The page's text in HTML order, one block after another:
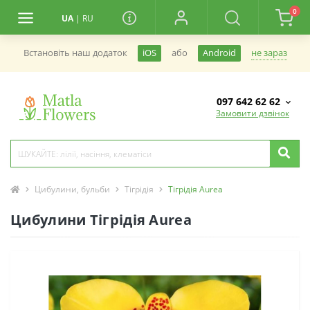
UA | RU
0
Встановiть наш додаток iOS або Android не зараз
097 642 62 62
Замовити дзвінок
Цибулини, бульби Тігрідія Тігрідія Aurea
Цибулини Тігрідія Aurea